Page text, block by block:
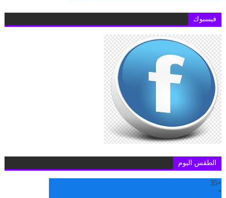
فيسبوك
الطقس اليوم
+
35
°